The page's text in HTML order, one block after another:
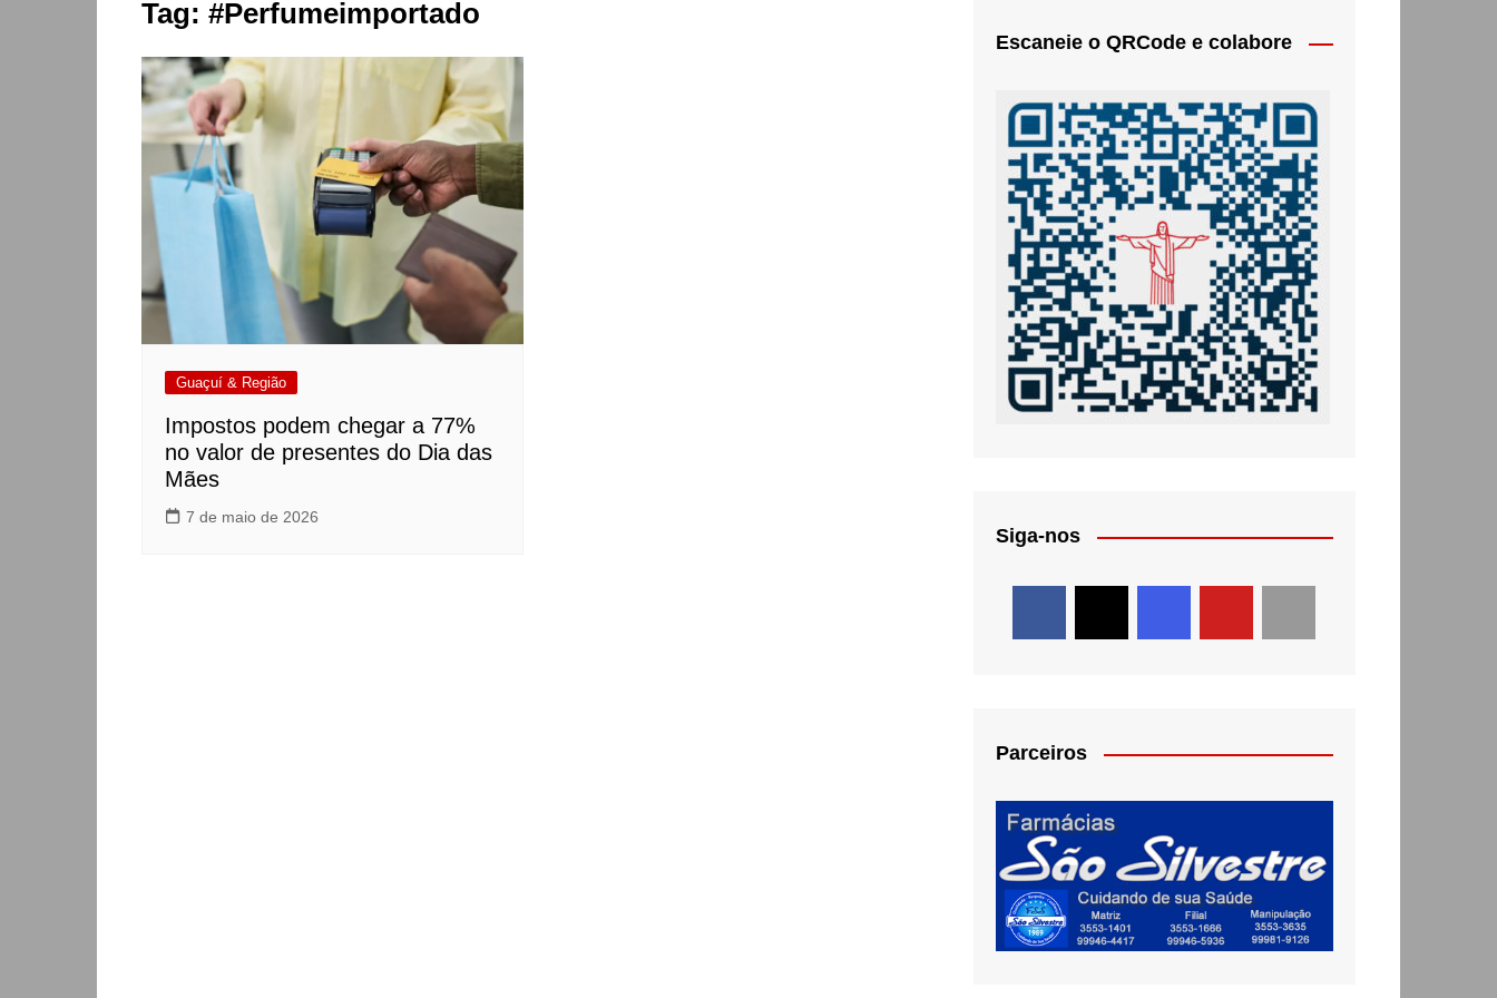
Tag: #Perfumeimportado
Guaçuí & Região
Impostos podem chegar a 77%
no valor de presentes do Dia das
Mães
7 de maio de 2026
Escaneie o QRCode e colabore
Siga-nos
Parceiros